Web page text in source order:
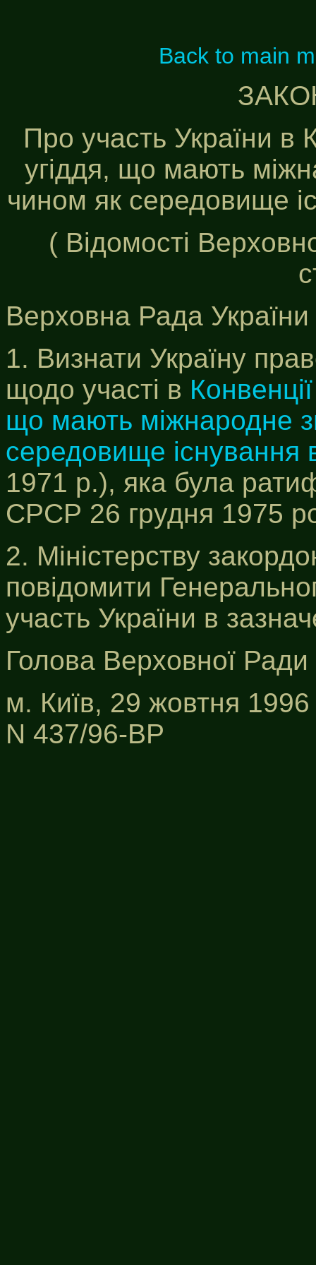
Back to main
Про участь України в
угіддя, що мають
чином як середовище
( Відомості
Верховна Рада
1. Визнати Україну
щодо участі в
що мають міжнародне
середовище існування
1971 р.), яка була
СРСР 26 грудня 1975
2. Міністерству
повідомити
участь України в
Голова Верховної
м. Київ, 29 жовтня 1996
N 437/96-ВР